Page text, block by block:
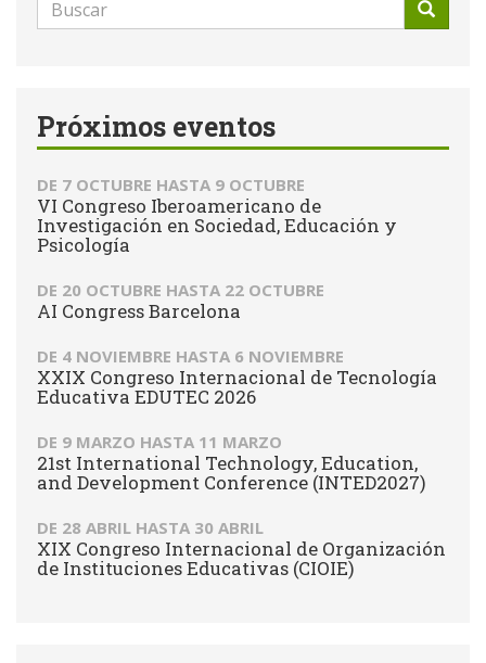
Formulario
de
Próximos eventos
DE 7 OCTUBRE HASTA 9 OCTUBRE
VI Congreso Iberoamericano de
Investigación en Sociedad, Educación y
Psicología
DE 20 OCTUBRE HASTA 22 OCTUBRE
AI Congress Barcelona
DE 4 NOVIEMBRE HASTA 6 NOVIEMBRE
XXIX Congreso Internacional de Tecnología
Educativa EDUTEC 2026
DE 9 MARZO HASTA 11 MARZO
21st International Technology, Education,
and Development Conference (INTED2027)
DE 28 ABRIL HASTA 30 ABRIL
XIX Congreso Internacional de Organización
de Instituciones Educativas (CIOIE)